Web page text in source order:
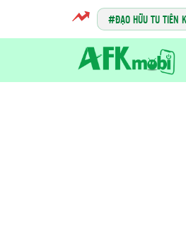
ĐẠO HỮU TU TIÊN